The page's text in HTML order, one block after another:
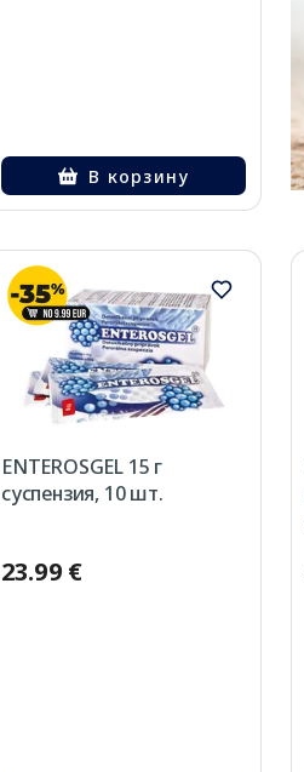
В корзину
ENTEROSGEL 15 г
суспензия, 10 шт.
23.99 €